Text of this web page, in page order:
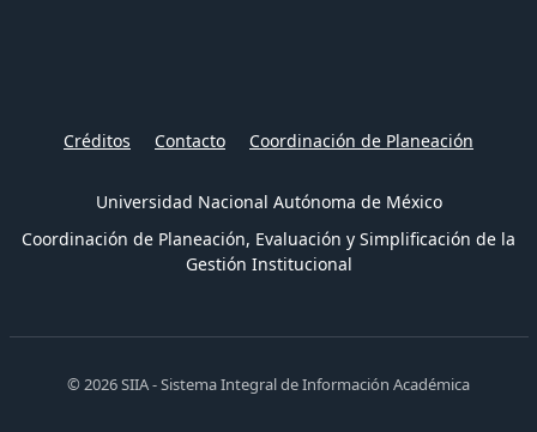
Créditos Contacto Coordinación de Planeación
Universidad Nacional Autónoma de México
Coordinación de Planeación, Evaluación y Simplificación de la
Gestión Institucional
© 2026 SIIA - Sistema Integral de Información Académica